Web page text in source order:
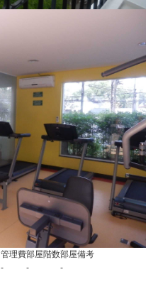
管理費部屋階数部屋備考
- - -